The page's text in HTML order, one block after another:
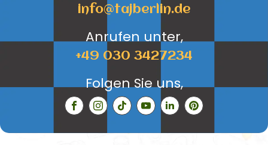
info@tajberlin.de
Anrufen unter,
+49 030 3427234
Folgen Sie uns,